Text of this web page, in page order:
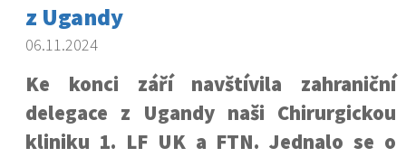
z Ugandy
06.11.2024
Ke konci září navštívila zahraniční
delegace z Ugandy naši Chirurgickou
kliniku 1. LF UK a FTN. Jednalo se o